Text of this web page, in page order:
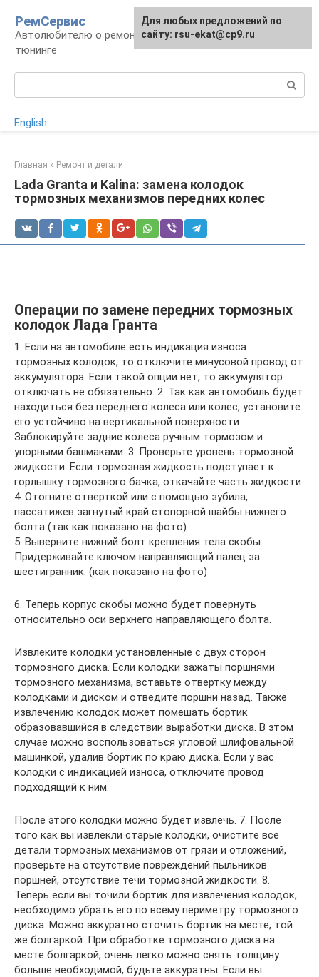
контенту
РемСервис
Автолюбителю о ремонте, обслуживании,
тюнинге
English
Главная » Ремонт и детали
Lada Granta и Kalina: замена колодок
тормозных механизмов передних колес
Операции по замене передних тормозных
колодок Лада Гранта
1. Если на автомобиле есть индикация износа
тормозных колодок, то отключите минусовой провод от
аккумулятора. Если такой опции нет, то аккумулятор
отключать не обязательно. 2. Так как автомобиль будет
находиться без переднего колеса или колес, установите
его устойчиво на вертикальной поверхности.
Заблокируйте задние колеса ручным тормозом и
упорными башмаками. 3. Проверьте уровень тормозной
жидкости. Если тормозная жидкость подступает к
горлышку тормозного бачка, откачайте часть жидкости.
4. Отогните отверткой или с помощью зубила,
пассатижев загнутый край стопорной шайбы нижнего
болта (так как показано на фото)
5. Выверните нижний болт крепления тела скобы.
Придерживайте ключом направляющий палец за
шестигранник. (как показано на фото)
6. Теперь корпус скобы можно будет повернуть
относительно оси верхнего направляющего болта.
Извлеките колодки установленные с двух сторон
тормозного диска. Если колодки зажаты поршнями
тормозного механизма, вставьте отвертку между
колодками и диском и отведите поршни назад. Также
извлечению колодок может помешать бортик
образовавшийся в следствии выработки диска. В этом
случае можно воспользоваться угловой шлифовальной
машинкой, удалив бортик по краю диска. Если у вас
колодки с индикацией износа, отключите провод
подходящий к ним.
После этого колодки можно будет извлечь. 7. После
того как вы извлекли старые колодки, очистите все
детали тормозных механизмов от грязи и отложений,
проверьте на отсутствие повреждений пыльников
поршней, отсутствие течи тормозной жидкости. 8.
Теперь если вы точили бортик для извлечения колодок,
необходимо убрать его по всему периметру тормозного
диска. Можно аккуратно сточить бортик на месте, той
же болгаркой. При обработке тормозного диска на
месте болгаркой, очень легко можно снять толщину
больше необходимой, будьте аккуратны. Если вы
Для любых предложений по
сайту: rsu-ekat@cp9.ru